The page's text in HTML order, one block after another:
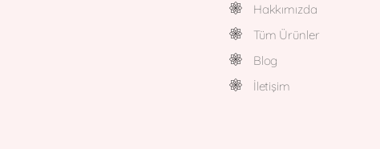
Hakkımızda
Tüm Ürünler
Blog
İletişim